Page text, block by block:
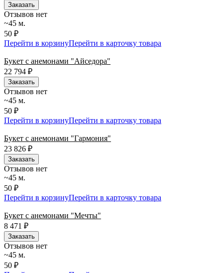
Заказать
Отзывов нет
~45 м.
50 ₽
Перейти в корзинуПерейти в карточку товара
Букет с анемонами "Айседора"
22 794 ₽
Заказать
Отзывов нет
~45 м.
50 ₽
Перейти в корзинуПерейти в карточку товара
Букет с анемонами "Гармония"
23 826 ₽
Заказать
Отзывов нет
~45 м.
50 ₽
Перейти в корзинуПерейти в карточку товара
Букет с анемонами "Мечты"
8 471
₽
Заказать
Отзывов нет
~45 м.
50 ₽